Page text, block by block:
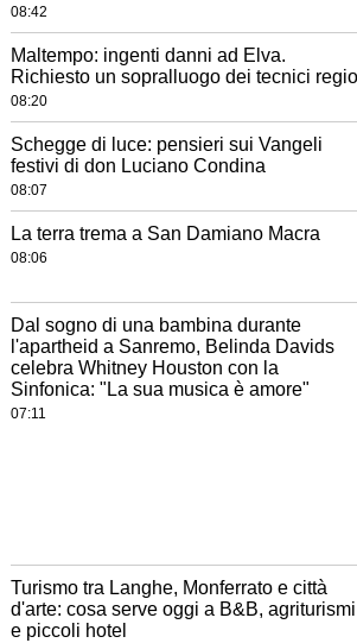
08:42
Maltempo: ingenti danni ad Elva.
Richiesto un sopralluogo dei tecnici
08:20
Schegge di luce: pensieri sui Vangeli
festivi di don Luciano Condina
08:07
La terra trema a San Damiano Macra
08:06
Dal sogno di una bambina durante
l'apartheid a Sanremo, Belinda Davids
celebra Whitney Houston con la
Sinfonica: "La sua musica è amore"
07:11
Turismo tra Langhe, Monferrato e città
d'arte: cosa serve oggi a B&B, agriturismi
e piccoli hotel